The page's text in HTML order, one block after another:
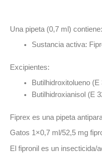
Una pipeta (0,7 ml) contiene:
Sustancia activa:
Excipientes:
Butilhidroxitolueno
Butilhidroxianisol (E
Fiprex es una pipeta
Gatos 1×0,7 ml/52,5 mg
El fipronil es un insecticida/